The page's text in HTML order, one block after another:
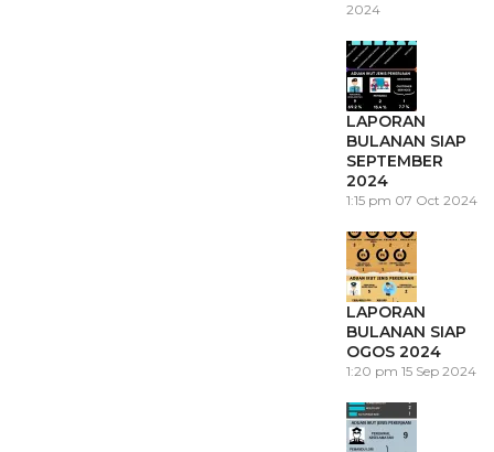
2024
LAPORAN
BULANAN SIAP
SEPTEMBER
2024
1:15 pm 07 Oct 2024
LAPORAN
BULANAN SIAP
OGOS 2024
1:20 pm 15 Sep 2024